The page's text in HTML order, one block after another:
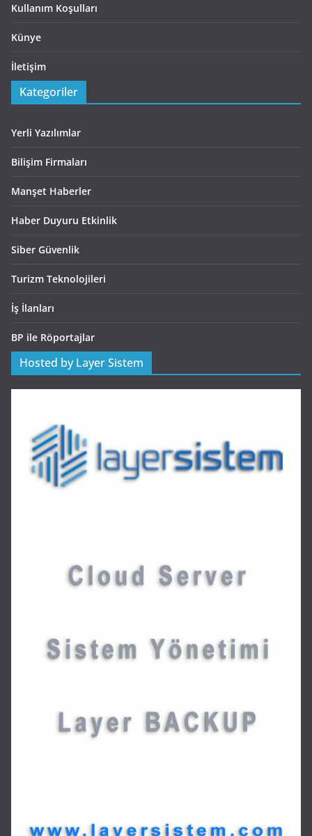
Kullanım Koşulları
Künye
İletişim
Kategoriler
Yerli Yazılımlar
Bilişim Firmaları
Manşet Haberler
Haber Duyuru Etkinlik
Siber Güvenlik
Turizm Teknolojileri
İş İlanları
BP ile Röportajlar
Hosted by Layer Sistem